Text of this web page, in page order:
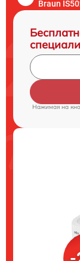
Braun
Нажимая на